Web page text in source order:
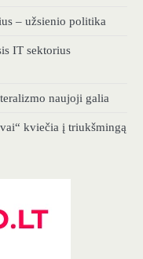
– užsienio politika
IT sektorius
naujoji galia
kviečia į triukšmingą